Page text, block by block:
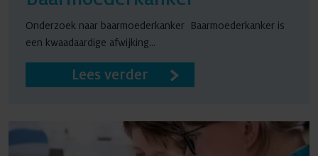
Onderzoek naar baarmoederkanker Baarmoederkanker is
een kwaadaardige afwijking...
Lees verder